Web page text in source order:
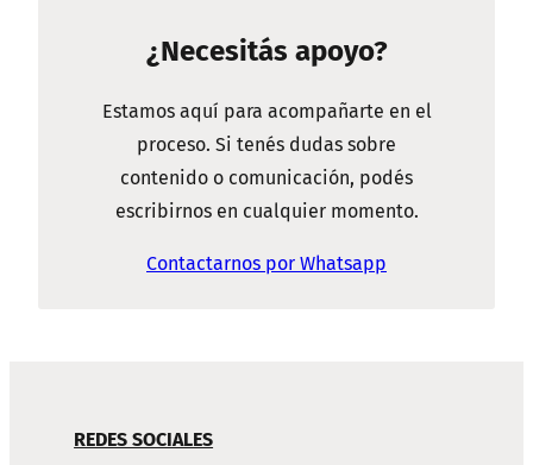
¿Necesitás apoyo?
Estamos aquí para acompañarte en el
proceso. Si tenés dudas sobre
contenido o comunicación, podés
escribirnos en cualquier momento.
Contactarnos por Whatsapp
DE
REDES SOCIALES